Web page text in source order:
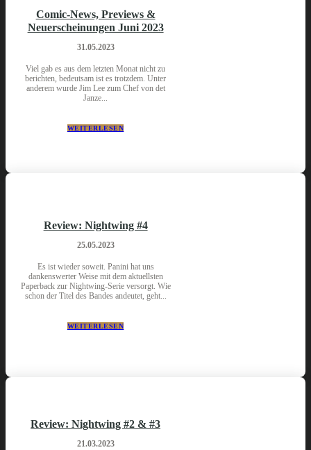
Comic-News, Previews &
Neuerscheinungen Juni 2023
31.05.2023
Viel gab es aus dem letzten Monat nicht zu
berichten, bedeutsam ist es trotzdem. Unter
anderem wurde Jim Lee zum Chef von det
Janze...
WEITERLESEN
Review: Nightwing #4
25.05.2023
Es ist wieder soweit. Panini hat uns
dankenswerter Weise mit dem aktuellsten
Paperback zur Nightwing-Serie versorgt. Wie
schon der Titel des Bandes andeutet, geht...
WEITERLESEN
Review: Nightwing #2 & #3
21.03.2023